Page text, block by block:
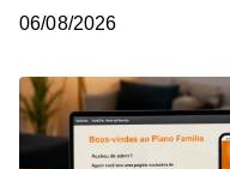
06/08/2026